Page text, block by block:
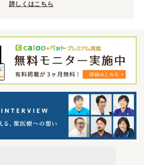
詳しくはこちら